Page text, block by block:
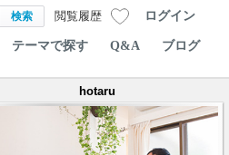
閲覧履歴 ログイン
テーマで探す Q&A ブログ
hotaru